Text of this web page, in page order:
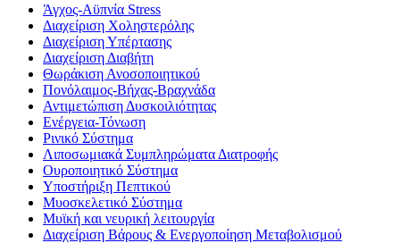
Άγχος-Αϋπνία Stress
Διαχείριση Χοληστερόλης
Διαχείριση Υπέρτασης
Διαχείριση Διαβήτη
Θωράκιση Ανοσοποιητικού
Πονόλαιμος-Βήχας-Βραχνάδα
Αντιμετώπιση Δυσκοιλιότητας
Eνέργεια-Τόνωση
Ρινικό Σύστημα
Λιποσωμιακά Συμπληρώματα Διατροφής
Ουροποιητικό Σύστημα
Υποστήριξη Πεπτικού
Μυοσκελετικό Σύστημα
Μυϊκή και νευρική λειτουργία
Διαχείριση Βάρους & Ενεργοποίηση Μεταβολισμού